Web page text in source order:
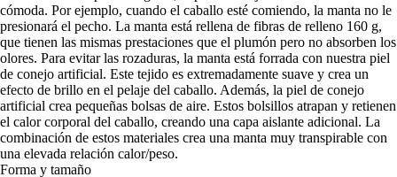
cómoda. Por ejemplo, cuando el caballo esté comiendo, la manta no le
presionará el pecho. La manta está rellena de fibras de relleno 160 g,
que tienen las mismas prestaciones que el plumón pero no absorben los
olores. Para evitar las rozaduras, la manta está forrada con nuestra piel
de conejo artificial. Este tejido es extremadamente suave y crea un
efecto de brillo en el pelaje del caballo. Además, la piel de conejo
artificial crea pequeñas bolsas de aire. Estos bolsillos atrapan y retienen
el calor corporal del caballo, creando una capa aislante adicional. La
combinación de estos materiales crea una manta muy transpirable con
una elevada relación calor/peso.
Forma y tamaño